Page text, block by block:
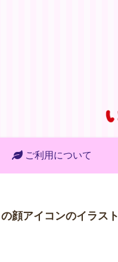
ご利用について
顔アイコンのイラスト